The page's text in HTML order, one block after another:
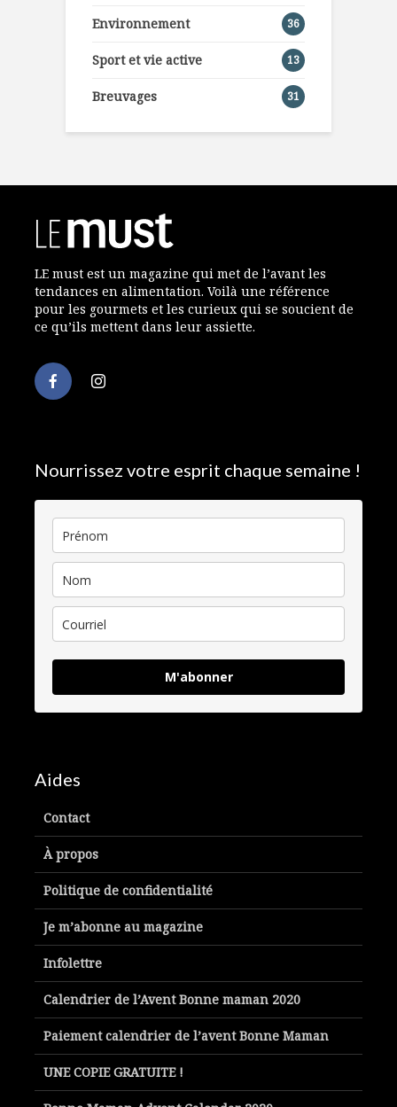
Environnement 36
Sport et vie active 13
Breuvages 31
LE must est un magazine qui met de l’avant les
tendances en alimentation. Voilà une référence
pour les gourmets et les curieux qui se soucient de
ce qu’ils mettent dans leur assiette.
Nourrissez votre esprit chaque semaine !
M'abonner
Aides
Contact
À propos
Politique de confidentialité
Je m’abonne au magazine
Infolettre
Calendrier de l’Avent Bonne maman 2020
Paiement calendrier de l’avent Bonne Maman
UNE COPIE GRATUITE !